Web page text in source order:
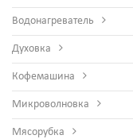
Водонагреватель
Духовка
Кофемашина
Микроволновка
Мясорубка